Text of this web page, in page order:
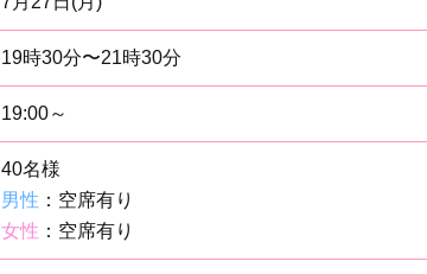
19時30分〜21時30分
19:00～
40名様
男性 ：空席有り
女性 ：空席有り